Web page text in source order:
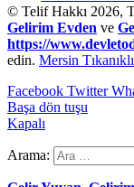
© Telif Hakkı 2026,
Gelirim Evden ve
https://
edin. Mersin
Facebook Twitter
Başa dön tuşu
Kapalı
Arama: